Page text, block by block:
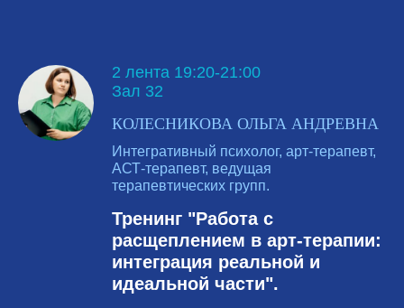
2 лента 19:20-21:00
Зал 32
КОЛЕСНИКОВА ОЛЬГА АНДРЕВНА
Интегративный психолог, арт-терапевт,
АСТ-терапевт, ведущая
терапевтических групп.
Тренинг "Работа с
расщеплением в арт-терапии:
интеграция реальной и
идеальной части".